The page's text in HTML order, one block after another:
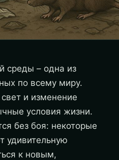
среды – одна из
по всему миру.
и изменение
условия жизни.
без боя: некоторые
удивительную
к новым,